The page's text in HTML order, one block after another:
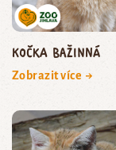
kočka bažinná
Zobrazit více →